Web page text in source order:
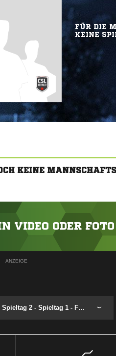
FÜR DIE
KEINE
KEINE
VIDEO ODER
ANZEIGE
2 - Spieltag 1 - Festival 1.1